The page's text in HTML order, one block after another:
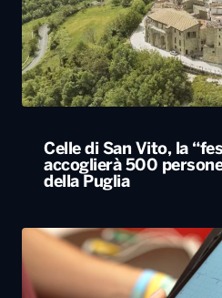
Celle di San Vito, la
accoglierà 500
della Puglia